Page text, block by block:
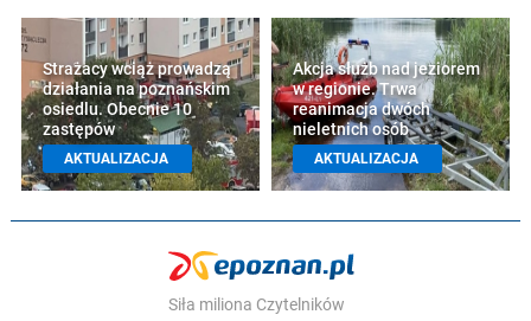
Strażacy wciąż prowadzą
działania na poznańskim
osiedlu. Obecnie 10
zastępów
AKTUALIZACJA
Akcja służb nad jeziorem
w regionie. Trwa
reanimacja dwóch
nieletnich osób
AKTUALIZACJA
Siła miliona Czytelników